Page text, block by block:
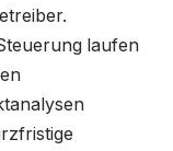
laufen